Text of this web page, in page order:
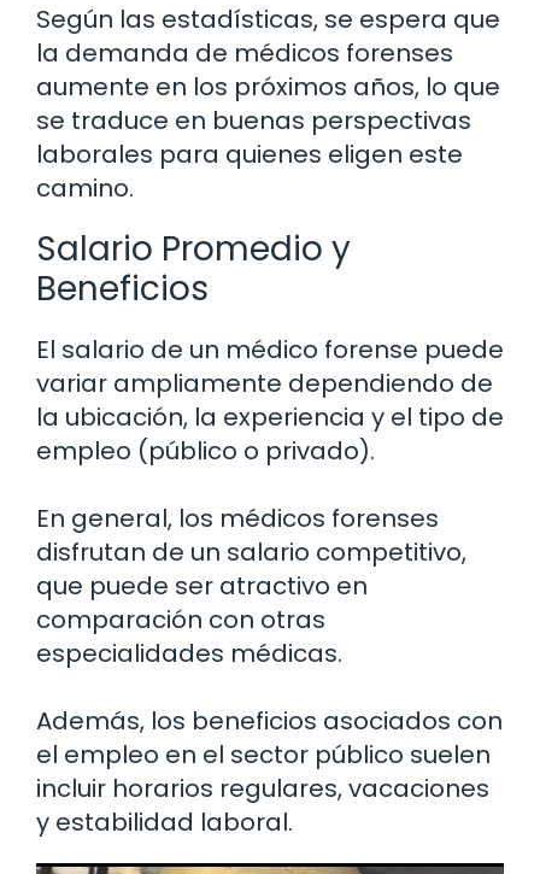
Según las estadísticas, se espera que
la demanda de médicos forenses
aumente en los próximos años, lo que
se traduce en buenas perspectivas
laborales para quienes eligen este
camino.
Salario Promedio y
Beneficios
El salario de un médico forense puede
variar ampliamente dependiendo de
la ubicación, la experiencia y el tipo de
empleo (público o privado).
En general, los médicos forenses
disfrutan de un salario competitivo,
que puede ser atractivo en
comparación con otras
especialidades médicas.
Además, los beneficios asociados con
el empleo en el sector público suelen
incluir horarios regulares, vacaciones
y estabilidad laboral.